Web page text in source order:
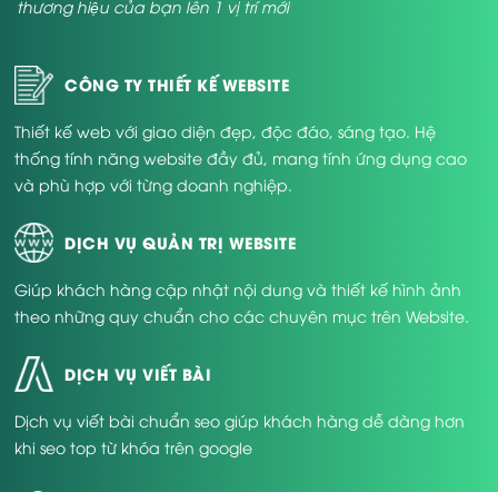
thương hiệu của bạn lên 1 vị trí mới
CÔNG TY THIẾT KẾ WEBSITE
Thiết kế web với giao diện đẹp, độc đáo, sáng tạo. Hệ
thống tính năng website đầy đủ, mang tính ứng dụng cao
và phù hợp với từng doanh nghiệp.
DỊCH VỤ QUẢN TRỊ WEBSITE
Giúp khách hàng cập nhật nội dung và thiết kế hình ảnh
theo những quy chuẩn cho các chuyên mục trên Website.
DỊCH VỤ VIẾT BÀI
Dịch vụ viết bài chuẩn seo giúp khách hàng dễ dàng hơn
khi seo top từ khóa trên google